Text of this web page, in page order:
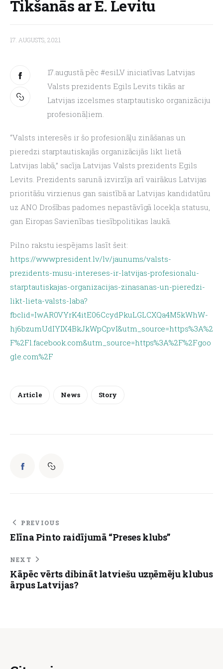
Tikšanās ar E. Levitu
17. AUGUSTS, 2021
17.augustā pēc #esiLV iniciatīvas Latvijas
Valsts prezidents Egils Levits tikās ar
Latvijas izcelsmes starptautisko organizāciju
profesionāļiem.
“Valsts interesēs ir šo profesionāļu zināšanas un
pieredzi starptautiskajās organizācijās likt lietā
Latvijas labā,” sacīja Latvijas Valsts prezidents Egils
Levits. Prezidents sarunā izvirzīja arī vairākus Latvijas
prioritāšu virzienus gan saistībā ar Latvijas kandidatūru
uz ANO Drošības padomes nepastāvīgā locekļa statusu,
gan Eiropas Savienības tiesībpolitikas laukā.
Pilno rakstu iespējams lasīt šeit:
https://www.president.lv/lv/jaunums/valsts-
prezidents-musu-intereses-ir-latvijas-profesionalu-
starptautiskajas-organizacijas-zinasanas-un-pieredzi-
likt-lieta-valsts-laba?
fbclid=IwAR0VYrK4itE06CcydPkuLGLCXQa4M5kWhW-
hj6bzumUdIYIX4BkJkWpCpvI&utm_source=https%3A%2
F%2Fl.facebook.com&utm_source=https%3A%2F%2Fgoo
gle.com%2F
Article News Story
PREVIOUS
Elīna Pinto raidījumā “Preses klubs”
NEXT
Kāpēc vērts dibināt latviešu uzņēmēju klubus
ārpus Latvijas?